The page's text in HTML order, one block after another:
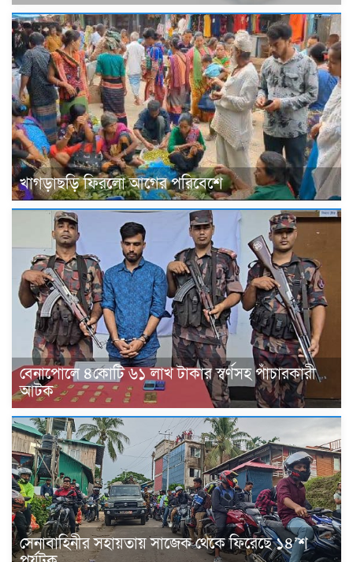
খাগড়াছড়ি ফিরলো আগের পরিবেশে
বেনাপোলে ৪কোটি ৬১ লাখ টাকার স্বর্ণসহ পাঁচারকারী
আটক
সেনাবাহিনীর সহায়তায় সাজেক থেকে ফিরেছে ১৪’শ